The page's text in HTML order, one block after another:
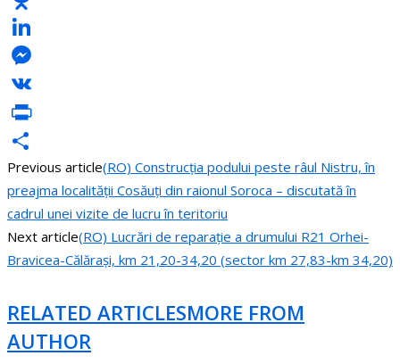
Odnoklassniki
LinkedIn
Messenger
VK
PrintFriendly
Share
Previous article(RO) Construcția podului peste râul Nistru, în
preajma localității Cosăuți din raionul Soroca – discutată în
cadrul unei vizite de lucru în teritoriu
Next article(RO) Lucrări de reparație a drumului R21 Orhei-
Bravicea-Călărași, km 21,20-34,20 (sector km 27,83-km 34,20)
RELATED ARTICLESMORE FROM
AUTHOR